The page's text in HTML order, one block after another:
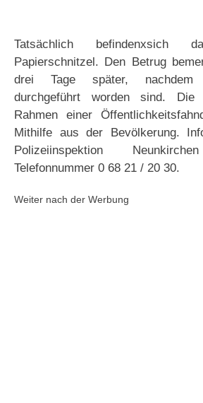
Tatsächlich befindenxsich
Papierschnitzel. Den Betrug
drei Tage später, nachdem
durchgeführt worden sind.
Rahmen einer
Mithilfe aus der Bevölkerung.
Polizeiinspektion
Telefonnummer 0 68 21 / 20 30.
Weiter nach der Werbung